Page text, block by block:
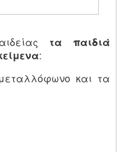
τα παιδιά
:
και τα